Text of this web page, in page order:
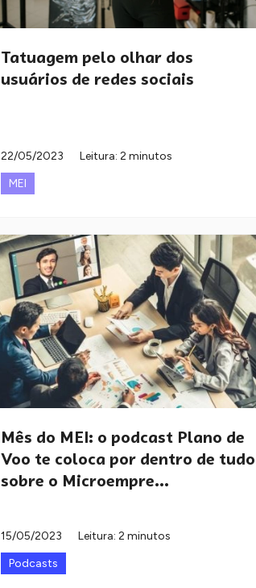
Tatuagem pelo olhar dos
usuários de redes sociais
22/05/2023
Leitura: 2 minutos
MEI
Mês do MEI: o podcast Plano de
Voo te coloca por dentro de tudo
sobre o Microempre...
15/05/2023
Leitura: 2 minutos
Podcasts